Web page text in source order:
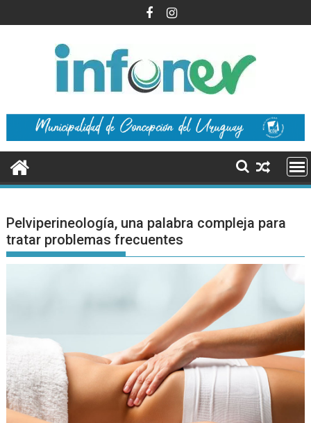
al
Pelviperineología, una palabra compleja para
tratar problemas frecuentes